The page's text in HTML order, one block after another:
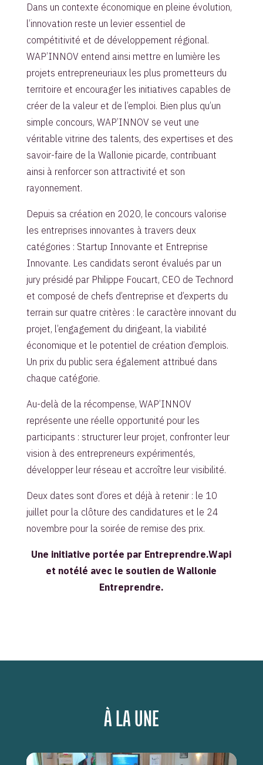
Dans un contexte économique en pleine évolution,
l’innovation reste un levier essentiel de
compétitivité et de développement régional.
WAP’INNOV entend ainsi mettre en lumière les
projets entrepreneuriaux les plus prometteurs du
territoire et encourager les initiatives capables de
créer de la valeur et de l’emploi. Bien plus qu’un
simple concours, WAP’INNOV se veut une
véritable vitrine des talents, des expertises et des
savoir-faire de la Wallonie picarde, contribuant
ainsi à renforcer son attractivité et son
rayonnement.
Depuis sa création en 2020, le concours valorise
les entreprises innovantes à travers deux
catégories : Startup Innovante et Entreprise
Innovante. Les candidats seront évalués par un
jury présidé par Philippe Foucart, CEO de Technord
et composé de chefs d’entreprise et d’experts du
terrain sur quatre critères : le caractère innovant du
projet, l’engagement du dirigeant, la viabilité
économique et le potentiel de création d’emplois.
Un prix du public sera également attribué dans
chaque catégorie.
Au-delà de la récompense, WAP’INNOV
représente une réelle opportunité pour les
participants : structurer leur projet, confronter leur
vision à des entrepreneurs expérimentés,
développer leur réseau et accroître leur visibilité.
Deux dates sont d’ores et déjà à retenir : le 10
juillet pour la clôture des candidatures et le 24
novembre pour la soirée de remise des prix.
Une initiative portée par Entreprendre.Wapi
et notélé avec le soutien de Wallonie
Entreprendre.
À LA UNE